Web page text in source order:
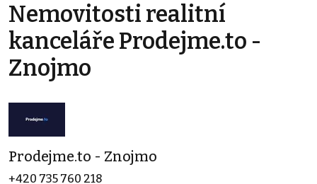
Nemovitosti realitní
kanceláře Prodejme.to -
Znojmo
Prodejme.to - Znojmo
+420 735 760 218